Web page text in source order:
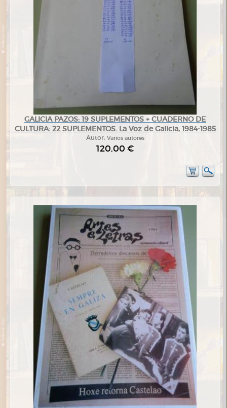
GALICIA PAZOS: 19 SUPLEMENTOS + CUADERNO DE
CULTURA: 22 SUPLEMENTOS. La Voz de Galicia, 1984-1985
Autor: Varios autores
120,00 €